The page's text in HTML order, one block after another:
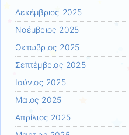
Δεκέμβριος 2025
Νοέμβριος 2025
Οκτώβριος 2025
Σεπτέμβριος 2025
Ιούνιος 2025
Μάιος 2025
Απρίλιος 2025